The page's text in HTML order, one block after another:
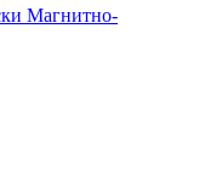
Магнитно-